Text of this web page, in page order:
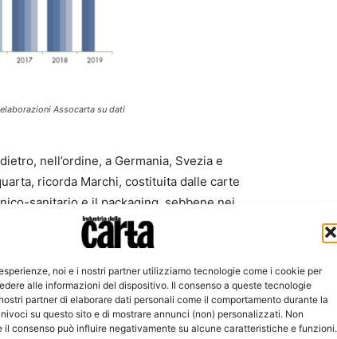
noi e i nostri partner utilizziamo tecnologie come i cookie per
alle informazioni del dispositivo. Il consenso a queste tecnologie
partner di elaborare dati personali come il comportamento durante la
su questo sito e di mostrare annunci (non) personalizzati. Non
il consenso può influire negativamente su alcune caratteristiche e funzioni.
Assocarta su dati
nell’ordine, a Germania, Svezia e
ricorda Marchi, costituita dalle carte
sanitario e il packaging, sebbene nei
zero incremento per quanto riguarda la
il packaging, con un +1,1% di carte e
ormai da anni, soprattutto dalla crisi delle
previsioni che davano un calo strutturale
della carta grafica» continua il
pubblicitarie che, a livello nazionale e